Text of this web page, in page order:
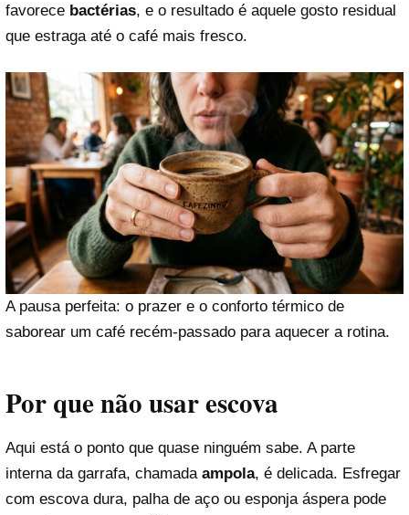
favorece bactérias, e o resultado é aquele gosto residual
que estraga até o café mais fresco.
A pausa perfeita: o prazer e o conforto térmico de
saborear um café recém-passado para aquecer a rotina.
Por que não usar escova
Aqui está o ponto que quase ninguém sabe. A parte
interna da garrafa, chamada ampola, é delicada. Esfregar
com escova dura, palha de aço ou esponja áspera pode